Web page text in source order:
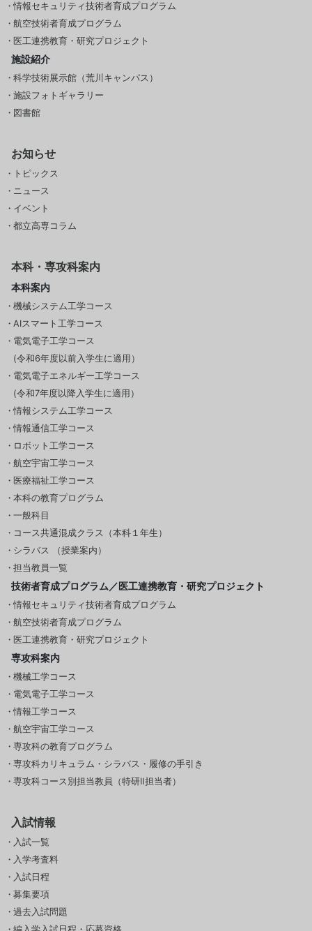
情報セキュリティ技術者育成プログラム
航空技術者育成プログラム
医工連携教育・研究プロジェクト
施設紹介
科学技術展示館（荒川キャンパス）
施設フォトギャラリー
図書館
お知らせ
トピックス
ニュース
イベント
都立高専コラム
本科・専攻科案内
本科案内
機械システム工学コース
AIスマート工学コース
電気電子工学コース
(令和6年度以前入学生に適用）
電気電子エネルギー工学コース
(令和7年度以降入学生に適用）
情報システム工学コース
情報通信工学コース
ロボット工学コース
航空宇宙工学コース
医療福祉工学コース
本科の教育プログラム
一般科目
コース共通混成クラス（本科１年生）
シラバス （授業案内）
担当教員一覧
技術者育成プログラム／医工連携教育・研究プロジェクト
情報セキュリティ技術者育成プログラム
航空技術者育成プログラム
医工連携教育・研究プロジェクト
専攻科案内
機械工学コース
電気電子工学コース
情報工学コース
航空宇宙工学コース
専攻科の教育プログラム
専攻科カリキュラム・シラバス・履修の手引き
専攻科コース別担当教員（特研Ⅱ担当者）
入試情報
入試一覧
入学考査料
入試日程
募集要項
過去入試問題